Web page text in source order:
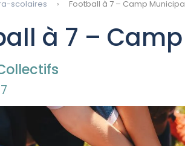
scolaires Football à 7 – Camp
à 7 –